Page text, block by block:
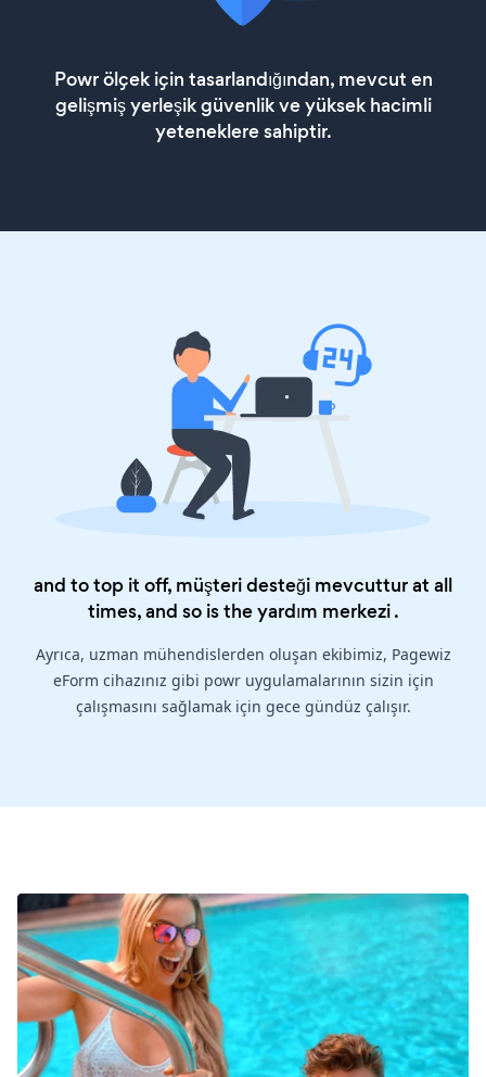
Powr ölçek için tasarlandığından, mevcut en
gelişmiş yerleşik güvenlik ve yüksek hacimli
yeteneklere sahiptir.
and to top it off, müşteri desteği mevcuttur at all
times, and so is theyardım merkezi.
Ayrıca, uzman mühendislerden oluşan ekibimiz, Pagewiz
eForm cihazınız gibi powr uygulamalarının sizin için
çalışmasını sağlamak için gece gündüz çalışır.